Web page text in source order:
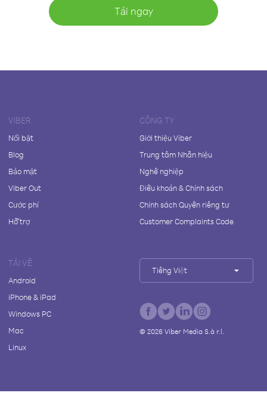
Tải ngay
VIBER
Nổi bật
Blog
Bảo mật
Viber Out
Cước phí
Hỗ trợ
CÔNG TY
Giới thiệu Viber
Trung tâm Nhãn hiệu
Nghề nghiệp
Điều khoản & Chính sách
Chính sách Quyền riêng tư
Customer Complaints Code
TẢI VỀ
Android
iPhone & iPad
Windows PC
Mac
Linux
Tiếng Việt
© 2026Viber Media S.à r.l.